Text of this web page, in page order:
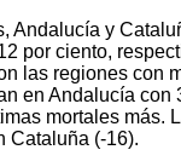
Andalucía y
por ciento,
las regiones con
en Andalucía con
mortales más.
Cataluña (-16).